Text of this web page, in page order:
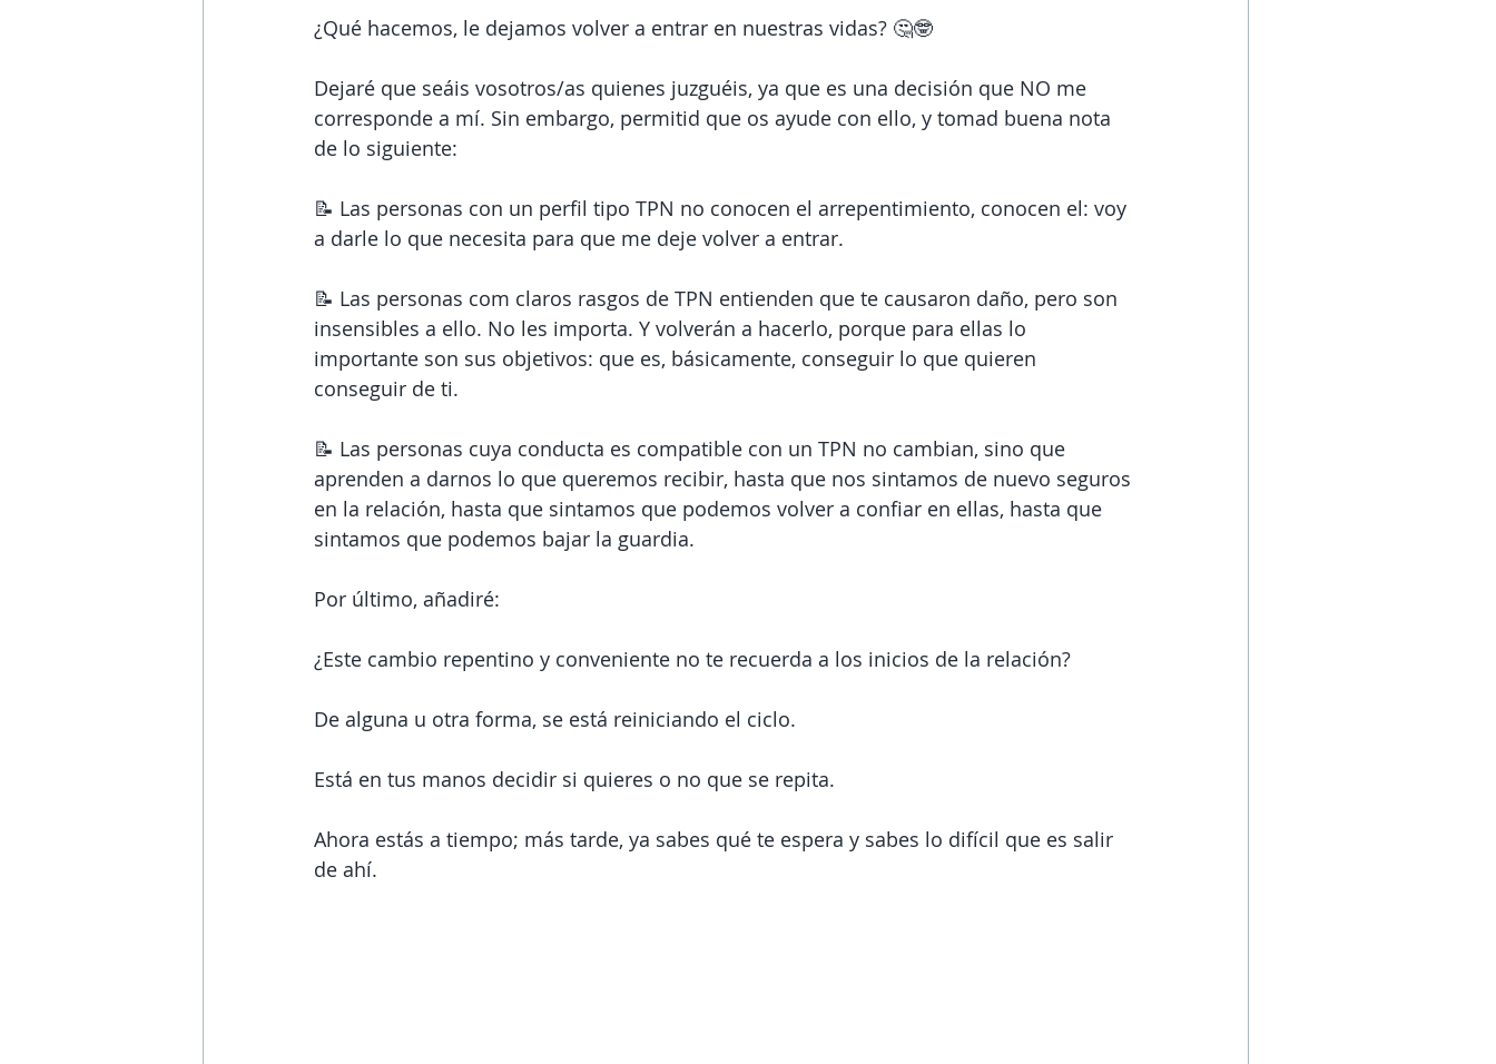
¿Qué hacemos, le dejamos volver a entrar en nuestras vidas? 🤔🤓
Dejaré que seáis vosotros/as quienes juzguéis, ya que es una decisión que NO me
corresponde a mí. Sin embargo, permitid que os ayude con ello, y tomad buena nota
de lo siguiente:
📝 Las personas con un perfil tipo TPN no conocen el arrepentimiento, conocen el: voy
a darle lo que necesita para que me deje volver a entrar.
📝 Las personas com claros rasgos de TPN entienden que te causaron daño, pero son
insensibles a ello. No les importa. Y volverán a hacerlo, porque para ellas lo
importante son sus objetivos: que es, básicamente, conseguir lo que quieren
conseguir de ti.
📝 Las personas cuya conducta es compatible con un TPN no cambian, sino que
aprenden a darnos lo que queremos recibir, hasta que nos sintamos de nuevo seguros
en la relación, hasta que sintamos que podemos volver a confiar en ellas, hasta que
sintamos que podemos bajar la guardia.
Por último, añadiré:
¿Este cambio repentino y conveniente no te recuerda a los inicios de la relación?
De alguna u otra forma, se está reiniciando el ciclo.
Está en tus manos decidir si quieres o no que se repita.
Ahora estás a tiempo; más tarde, ya sabes qué te espera y sabes lo difícil que es salir
de ahí.